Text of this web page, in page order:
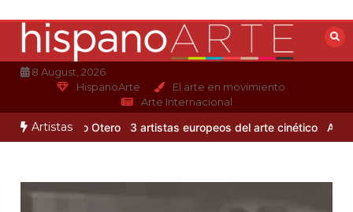
contenido
8 August, 2026
HispanoArte
El arte en movimiento
Arte Internacional
Artistas
Alejandro Otero 3 artistas europeos del arte cinético Albert